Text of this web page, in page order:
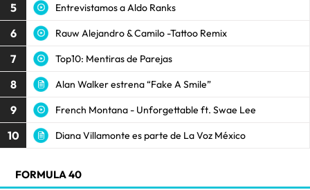
5 Entrevistamos a Aldo Ranks
6 Rauw Alejandro & Camilo -Tattoo Remix
7 Top10: Mentiras de Parejas
8 Alan Walker estrena “Fake A Smile”
9 French Montana - Unforgettable ft. Swae Lee
10 Diana Villamonte es parte de La Voz México
FORMULA 40